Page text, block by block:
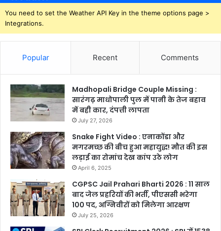
You need to set the Weather API Key in the theme options page >
Integrations.
Popular Recent Comments
Madhopali Bridge Couple Missing :
सारंगढ़ माधोपाली पुल में पानी के तेज बहाव
में बही कार, दंपत्ती लापता
July 27, 2026
Snake Fight Video : एनाकोंडा और
मगरमच्छ की बीच हुआ महायुद्ध! मौत की इस
लड़ाई का रोमांच देख कांप उठे लोग
April 6, 2025
CGPSC Jail Prahari Bharti 2026 : 11 साल
बाद जेल प्रहरियों की भर्ती, पीएससी भरेगा
100 पद, अग्निवीरों को मिलेगा आरक्षण
July 25, 2026